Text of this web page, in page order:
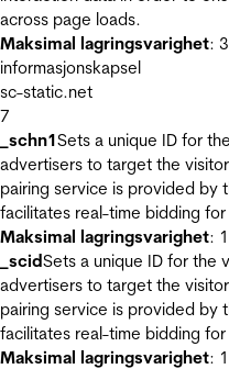
across page loads.
Maksimal lagringsvarighet:
informasjonskapsel
sc-static.net
7
_schn1Sets a unique ID for
advertisers to target the
pairing service is provided by
facilitates real-time bidding
Maksimal lagringsvarighet:
_scidSets a unique ID for the
advertisers to target the
pairing service is provided by
facilitates real-time bidding
Maksimal lagringsvarighet: